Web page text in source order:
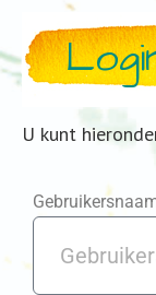
U kunt